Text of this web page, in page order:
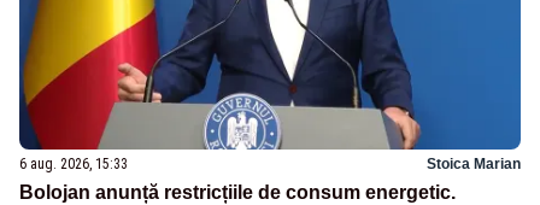
6 aug. 2026, 15:33 Stoica Marian
Bolojan anunță restricțiile de consum energetic.